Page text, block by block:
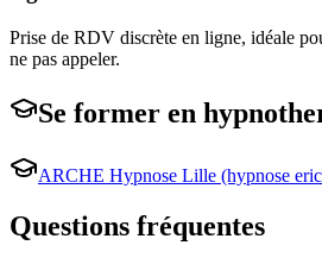
Prise de RDV discrète en ligne, idéale
ne pas appeler.
Se former en
ARCHE Hypnose Lille (hypnose
Questions fréquentes